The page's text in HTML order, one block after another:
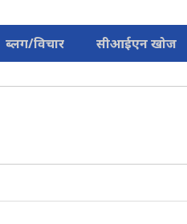
ब्लग/विचार सीआईएन खोज